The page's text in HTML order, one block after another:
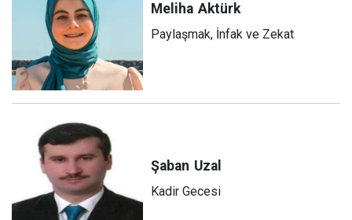
Meliha Aktürk
Paylaşmak, İnfak ve Zekat
Şaban Uzal
Kadir Gecesi